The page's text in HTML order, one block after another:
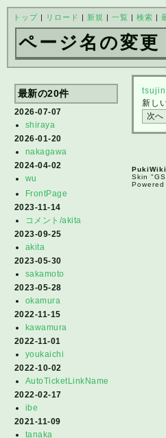
トップ| リロード | 新規 | 一覧 | 検索 |
ページ名の変更
最新の20件
2026-07-07
shiraya
2026-01-20
nakagawa
2024-04-02
wu
FrontPage
2023-11-14
コメント/akita
2023-09-25
akita
2023-05-30
sakamoto
2023-05-28
okamura
2022-11-15
kawamura
2022-11-01
youkaichi
2022-10-02
AutoTicketLinkName
2022-02-17
ibe
2021-11-09
tanaka
新し
Skin